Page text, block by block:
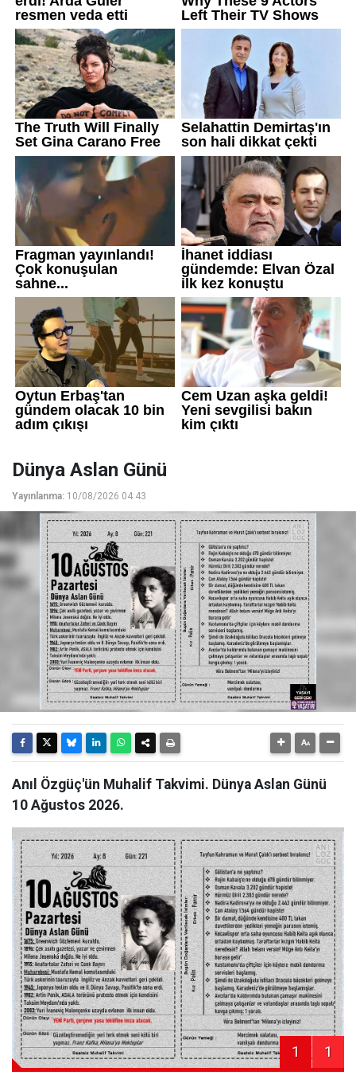
Dünya Aslan Günü
Yayınlanma: 10/08/2026 04:43
Anıl Özgüç'ün Muhalif Takvimi. Dünya Aslan Günü
10 Ağustos 2026.
1 1